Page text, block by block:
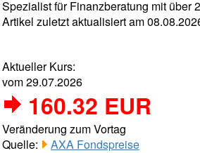
Spezialist für Finanzberatung mit über
Artikel zuletzt aktualisiert am
Aktueller Kurs:
vom 29.07.2026
160.32 EUR
Veränderung zum Vortag
Quelle:
AXA Fondspreise